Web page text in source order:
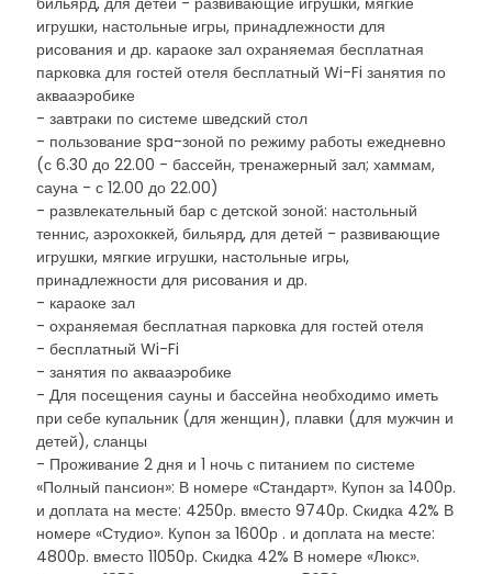
игрушки, настольные игры, принадлежности для
рисования и др. караоке зал охраняемая бесплатная
парковка для гостей отеля бесплатный Wi-Fi занятия по
аквааэробике
- завтраки по системе шведский стол
- пользование spa-зоной по режиму работы ежедневно
(с 6.30 до 22.00 - бассейн, тренажерный зал; хаммам,
сауна - с 12.00 до 22.00)
- развлекательный бар с детской зоной: настольный
теннис, аэрохоккей, бильярд, для детей - развивающие
игрушки, мягкие игрушки, настольные игры,
принадлежности для рисования и др.
- караоке зал
- охраняемая бесплатная парковка для гостей отеля
- бесплатный Wi-Fi
- занятия по аквааэробике
- Для посещения сауны и бассейна необходимо иметь
при себе купальник (для женщин), плавки (для мужчин и
детей), сланцы
- Проживание 2 дня и 1 ночь с питанием по системе
«Полный пансион»: В номере «Стандарт». Купон за 1400р.
и доплата на месте: 4250р. вместо 9740р. Скидка 42% В
номере «Студио». Купон за 1600р . и доплата на месте:
4800р. вместо 11050р. Скидка 42% В номере «Люкс».